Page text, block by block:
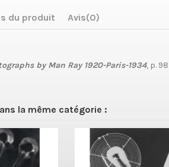
du produit Avis(0)
by Man Ray 1920-Paris-1934, p. 98
la même catégorie :